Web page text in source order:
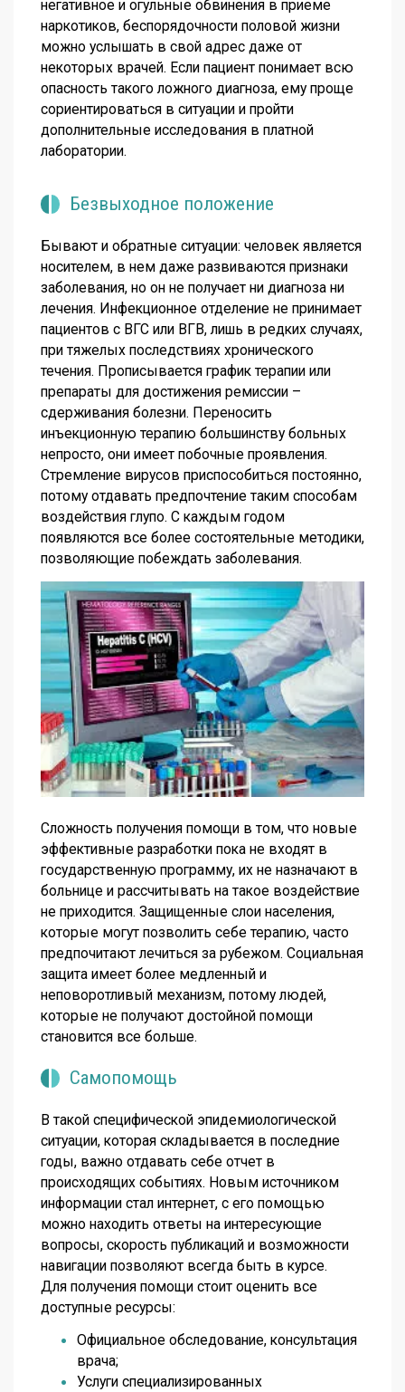
негативное и огульные обвинения в приеме
наркотиков, беспорядочности половой жизни
можно услышать в свой адрес даже от
некоторых врачей. Если пациент понимает всю
опасность такого ложного диагноза, ему проще
сориентироваться в ситуации и пройти
дополнительные исследования в платной
лаборатории.
Безвыходное положение
Бывают и обратные ситуации: человек является
носителем, в нем даже развиваются признаки
заболевания, но он не получает ни диагноза ни
лечения. Инфекционное отделение не принимает
пациентов с ВГС или ВГВ, лишь в редких случаях,
при тяжелых последствиях хронического
течения. Прописывается график терапии или
препараты для достижения ремиссии –
сдерживания болезни. Переносить
инъекционную терапию большинству больных
непросто, они имеет побочные проявления.
Стремление вирусов приспособиться постоянно,
потому отдавать предпочтение таким способам
воздействия глупо. С каждым годом
появляются все более состоятельные методики,
позволяющие побеждать заболевания.
Сложность получения помощи в том, что новые
эффективные разработки пока не входят в
государственную программу, их не назначают в
больнице и рассчитывать на такое воздействие
не приходится. Защищенные слои населения,
которые могут позволить себе терапию, часто
предпочитают лечиться за рубежом. Социальная
защита имеет более медленный и
неповоротливый механизм, потому людей,
которые не получают достойной помощи
становится все больше.
Самопомощь
В такой специфической эпидемиологической
ситуации, которая складывается в последние
годы, важно отдавать себе отчет в
происходящих событиях. Новым источником
информации стал интернет, с его помощью
можно находить ответы на интересующие
вопросы, скорость публикаций и возможности
навигации позволяют всегда быть в курсе.
Для получения помощи стоит оценить все
доступные ресурсы:
Официальное обследование, консультация
врача;
Услуги специализированных